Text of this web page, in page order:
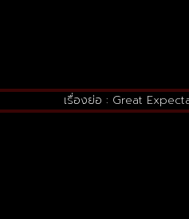
เรื่องย่อ : Great